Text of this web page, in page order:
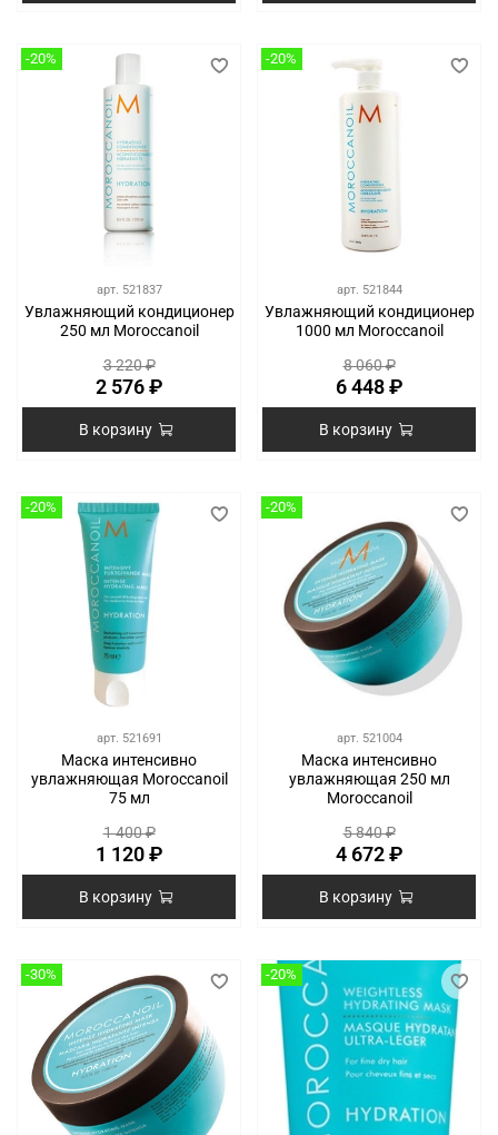
-20%
арт. 521837
Увлажняющий кондиционер
250 мл Moroccanoil
3 220 ₽
2 576 ₽
В корзину
-20%
арт. 521844
Увлажняющий кондиционер
1000 мл Moroccanoil
8 060 ₽
6 448 ₽
В корзину
-20%
арт. 521691
Маска интенсивно
увлажняющая Moroccanoil
75 мл
1 400 ₽
1 120 ₽
В корзину
-20%
арт. 521004
Маска интенсивно
увлажняющая 250 мл
Moroccanoil
5 840 ₽
4 672 ₽
В корзину
-30% -20%